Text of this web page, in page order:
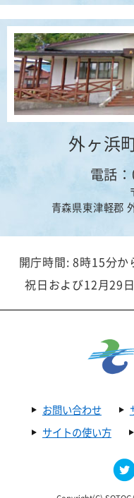
外ヶ浜
電話
青森県東津軽郡
開庁時間: 8時15分か
祝日および12月29
お問い合わせ
サイトの使い方